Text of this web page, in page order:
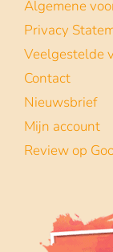
Algemene
Privacy
Veelgestelde
Contact
Nieuwsbrief
Mijn account
Review op